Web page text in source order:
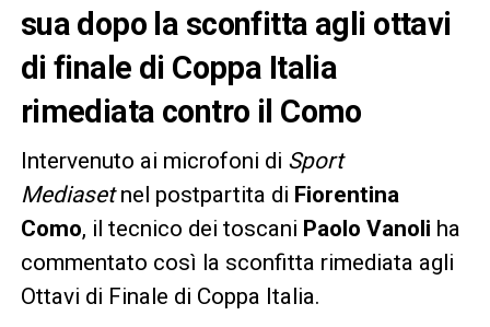
sua dopo la sconfitta agli ottavi
di finale di Coppa Italia
rimediata contro il Como
Intervenuto ai microfoni di Sport
Mediasetnel postpartita di Fiorentina
Como, il tecnico dei toscani Paolo Vanoli ha
commentato così la sconfitta rimediata agli
Ottavi di Finale di Coppa Italia.